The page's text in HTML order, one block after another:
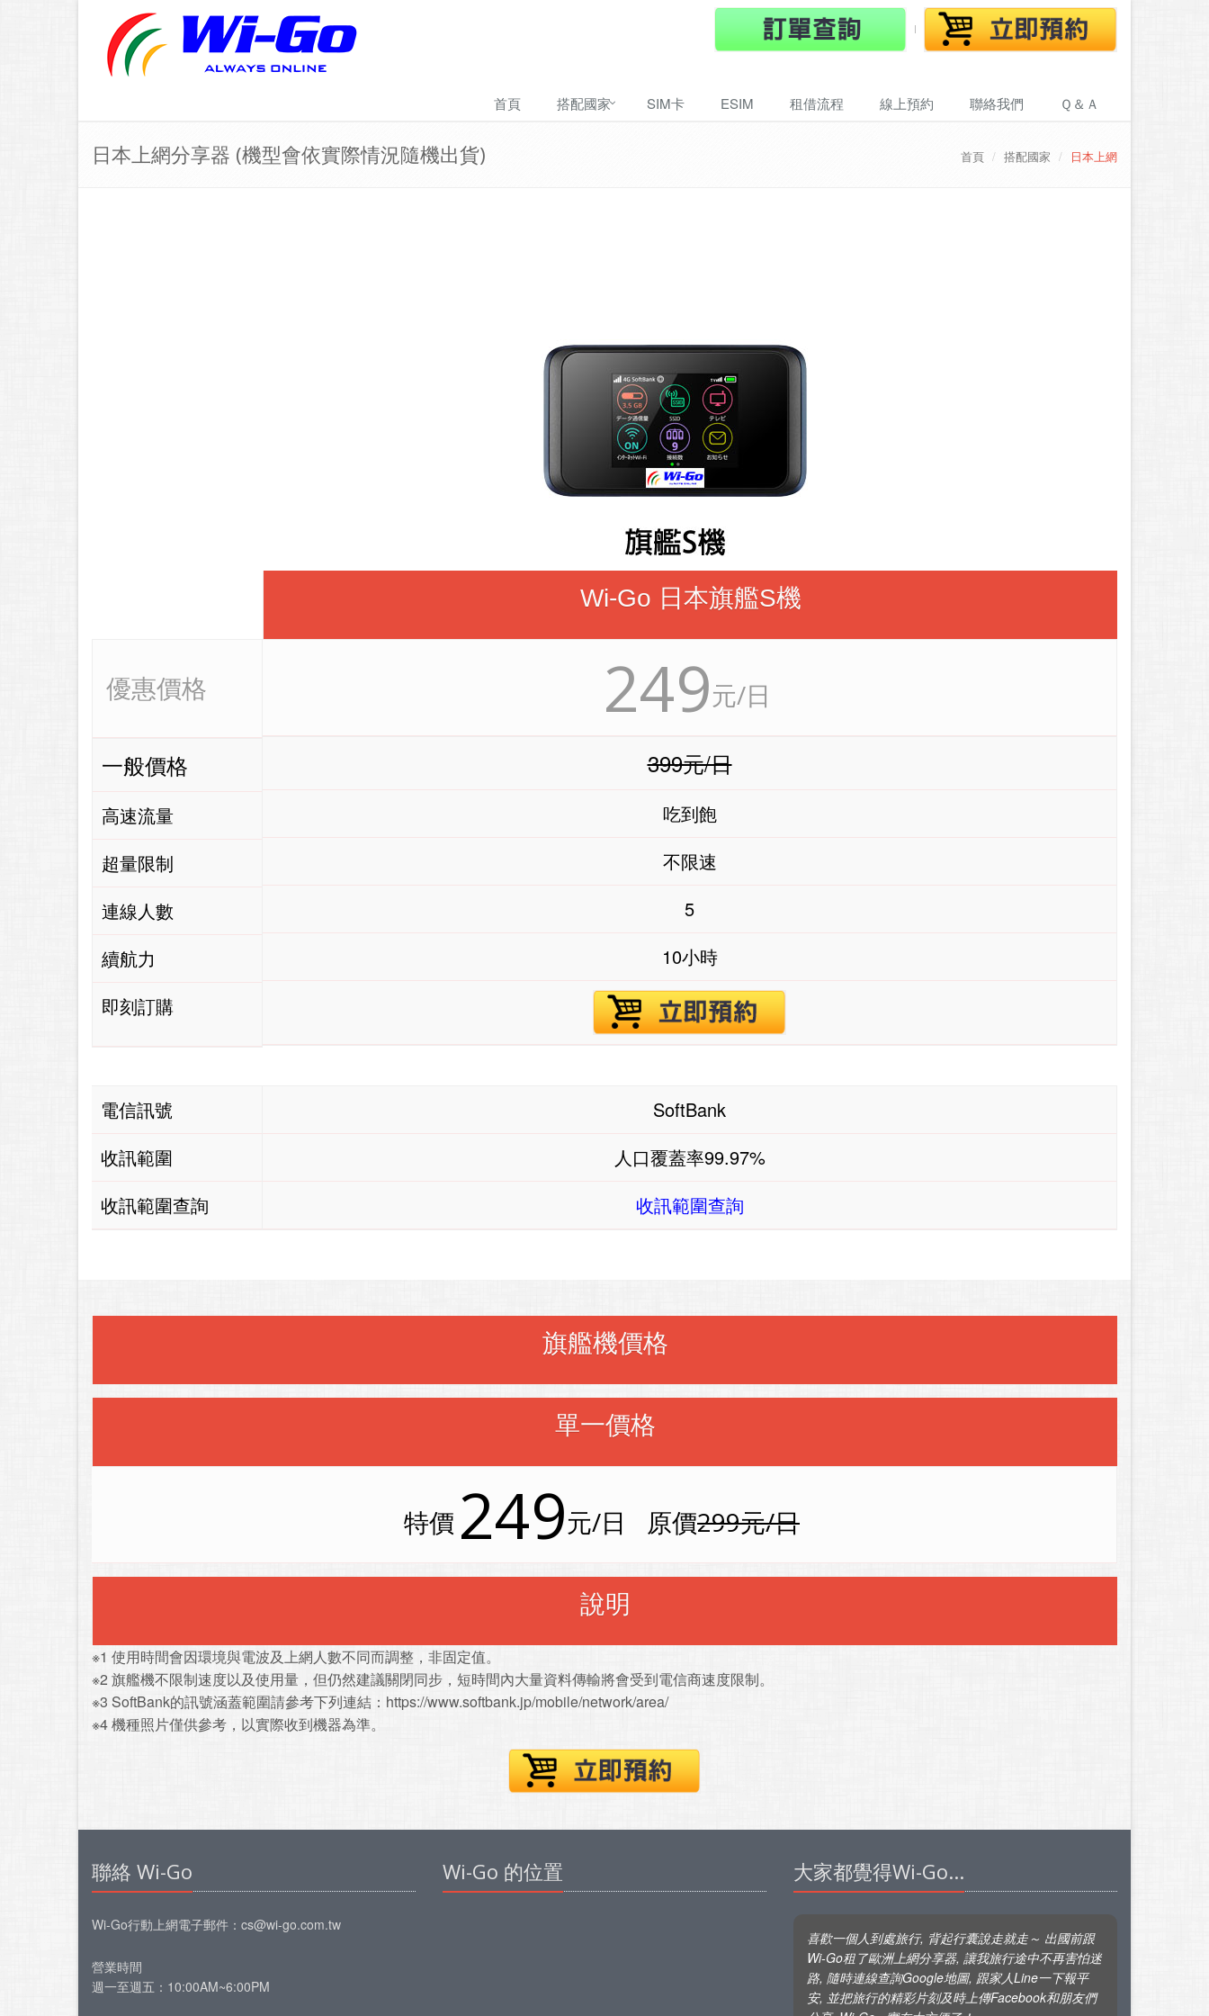
首頁 搭配國家 SIM卡 ESIM 租借流程 線上預約 聯絡我們 Ｑ＆Ａ
日本上網分享器 (機型會依實際情況隨機出貨) 首頁 搭配國家 日本上網
優惠價格
一般價格
高速流量
超量限制
連線人數
續航力
即刻訂購
Wi-Go 日本旗艦S機
249元/日
399元/日
吃到飽
不限速
5
10小時
電信訊號
收訊範圍
收訊範圍查詢
SoftBank
人口覆蓋率99.97%
收訊範圍查詢
旗艦機價格
單一價格
特價 249元/日 原價299元/日
說明
※1 使用時間會因環境與電波及上網人數不同而調整，非固定值。
※2 旗艦機不限制速度以及使用量，但仍然建議關閉同步，短時間內大量資料傳輸將會受到電信商速度限制。
※3 SoftBank的訊號涵蓋範圍請參考下列連結： https://www.softbank.jp/mobile/network/area/
※4 機種照片僅供參考，以實際收到機器為準。
聯絡 Wi-Go
Wi-Go行動上網電子郵件： cs@wi-go.com.tw
營業時間
週一至週五：10:00AM~6:00PM
Wi-Go 的位置 大家都覺得Wi-Go...
喜歡一個人到處旅行, 背起行囊說走就走～ 出國前跟
Wi-Go租了歐洲上網分享器, 讓我旅行途中不再害怕迷
路, 隨時連線查詢Google地圖, 跟家人Line一下報平
安, 並把旅行的精彩片刻及時上傳Facebook和朋友們